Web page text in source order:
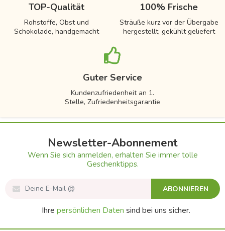
TOP-Qualität
Rohstoffe, Obst und
Schokolade, handgemacht
100% Frische
Sträuße kurz vor der Übergabe
hergestellt, gekühlt geliefert
Guter Service
Kundenzufriedenheit an 1.
Stelle, Zufriedenheitsgarantie
Newsletter-Abonnement
Wenn Sie sich anmelden, erhalten Sie immer tolle
Geschenktipps.
ABONNIEREN
Ihre persönlichen Daten sind bei uns sicher.